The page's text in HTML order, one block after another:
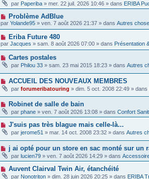
u
v
e
a
u
m
e
s
s
a
g
e
par Paperiba » mer. 22 juil. 2026 10:46 » dans ERIBA
N
o
u
v
e
a
u
m
e
s
s
a
g
e
Problème AdBlue
par Yolande95 » ven. 7 août 2026 21:37 » dans Autres
N
o
u
e
a
m
e
s
s
a
g
e
Eriba Future 480
par Jacques » sam. 8 août 2026 07:00 » dans Présentation
N
u
v
e
a
u
m
s
s
g
e
Cartes postales
par Philou 33 » sam. 23 mai 2015 18:23 » dans Autres
N
u
v
a
u
m
e
s
s
a
g
e
ACCUEIL DES NOUVEAUX MEMBRES
par forumeribatouring » dim. 5 oct. 2008 22:49 » dans
N
u
e
a
m
e
s
s
a
g
Robinet de salle de bain
par phane » ven. 7 août 2026 13:08 » dans Confort
N
u
v
e
a
u
m
e
s
J'suis pas très blague mais celle-là...
par jerome51 » mar. 14 oct. 2008 23:32 » dans Autres
N
o
u
e
a
j ai opté pour un store en sac monté sur un
par lucien79 » ven. 7 août 2026 14:29 » dans
N
Auvent Clairval Twin Air, étanchéité
par Nonotriton » dim. 28 juin 2026 20:25 » dans ERIBA